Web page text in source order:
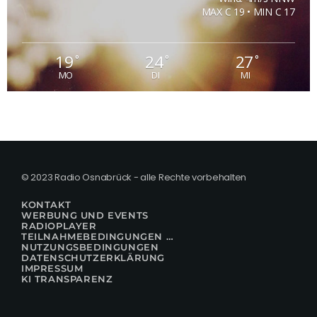
MAX C 19 • MIN C 17
19°
MO
24°
DI
27°
MI
© 2023 Radio Osnabrück - alle Rechte vorbehalten
KONTAKT
WERBUNG UND EVENTS
RADIOPLAYER
TEILNAHMEBEDINGUNGEN FÜR GEWINNSPIELE
NUTZUNGSBEDINGUNGEN
DATENSCHUTZERKLÄRUNG
IMPRESSUM
KI TRANSPARENZ